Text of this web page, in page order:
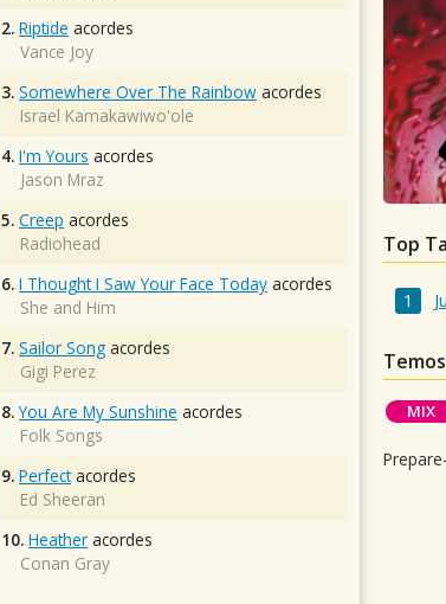
Top
Temos
MIX
2. Riptide acordes
Vance Joy
3. Somewhere Over The Rainbow acordes
Israel Kamakawiwo'ole
4. I'm Yours acordes
Jason Mraz
5. Creep acordes
Radiohead
6. I Thought I Saw Your Face Today acordes
She and Him
7. Sailor Song acordes
Gigi Perez
8. You Are My Sunshine acordes
Folk Songs
9. Perfectacordes
Ed Sheeran
10. Heather acordes
Conan Gray